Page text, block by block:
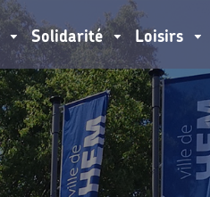
Solidarité Loisirs